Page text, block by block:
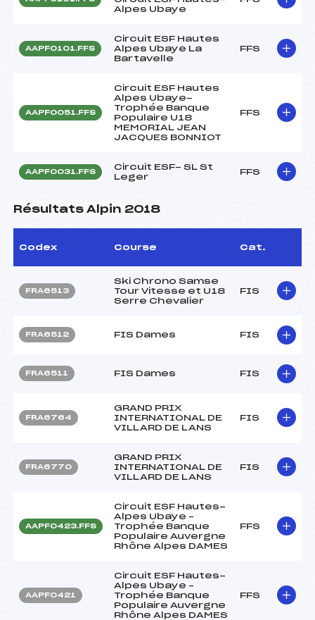
Alpes Ubaye
AAPF0101.FFS
Circuit ESF Hautes
Alpes Ubaye La
Bartavelle
FFS
AAPF0051.FFS
Circuit ESF Hautes
Alpes Ubaye-
Trophée Banque
Populaire U18
MEMORIAL JEAN
JACQUES BONNIOT
FFS
AAPF0031.FFS
Circuit ESF- SL St
Leger
FFS
Résultats Alpin 2018
Codex Course Cat.
FRA6513
Ski Chrono Samse
Tour Vitesse et U18
Serre Chevalier
FIS
FRA6512 FIS Dames FIS
FRA6511 FIS Dames FIS
FRA6764
GRAND PRIX
INTERNATIONAL DE
VILLARD DE LANS
FIS
FRA6770
GRAND PRIX
INTERNATIONAL DE
VILLARD DE LANS
FIS
AAPF0423.FFS
Circuit ESF Hautes-
Alpes Ubaye –
Trophée Banque
Populaire Auvergne
Rhône Alpes DAMES
FFS
AAPF0421
Circuit ESF Hautes-
Alpes Ubaye –
Trophée Banque
Populaire Auvergne
Rhône Alpes DAMES
FFS